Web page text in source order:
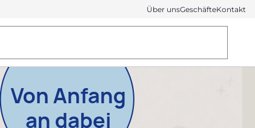
Über unsGeschäfteKontakt